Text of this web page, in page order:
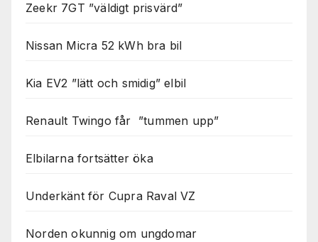
Zeekr 7GT ”väldigt prisvärd”
Nissan Micra 52 kWh bra bil
Kia EV2 ”lätt och smidig” elbil
Renault Twingo får ”tummen upp”
Elbilarna fortsätter öka
Underkänt för Cupra Raval VZ
Norden okunnig om ungdomar